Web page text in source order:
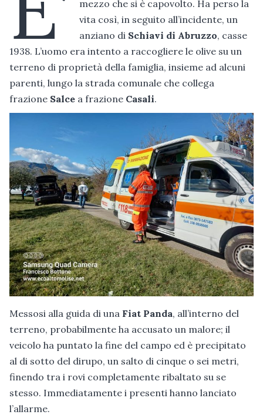
mezzo che si è capovolto. Ha perso la
vita così, in seguito all’incidente, un
anziano di Schiavi di Abruzzo, casse
1938. L’uomo era intento a raccogliere le olive su un
terreno di proprietà della famiglia, insieme ad alcuni
parenti, lungo la strada comunale che collega
frazione Salce a frazione Casali.
Messosi alla guida di una Fiat Panda, all’interno del
terreno, probabilmente ha accusato un malore; il
veicolo ha puntato la fine del campo ed è precipitato
al di sotto del dirupo, un salto di cinque o sei metri,
finendo tra i rovi completamente ribaltato su se
stesso. Immediatamente i presenti hanno lanciato
l’allarme.